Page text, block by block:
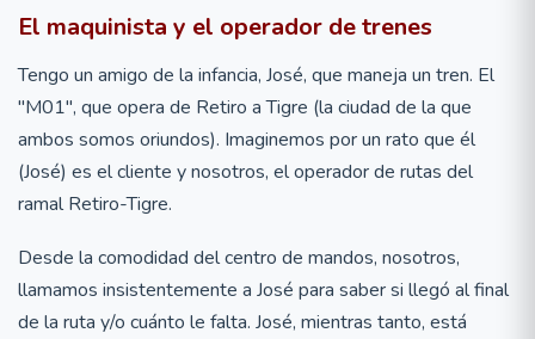
El maquinista y el operador de trenes
Tengo un amigo de la infancia, José, que maneja un tren. El
"M01", que opera de Retiro a Tigre (la ciudad de la que
ambos somos oriundos). Imaginemos por un rato que él
(José) es el cliente y nosotros, el operador de rutas del
ramal Retiro-Tigre.
Desde la comodidad del centro de mandos, nosotros,
llamamos insistentemente a José para saber si llegó al final
de la ruta y/o cuánto le falta. José, mientras tanto, está
Dejar
de
Nicolas
Elizarraga,
MMIS